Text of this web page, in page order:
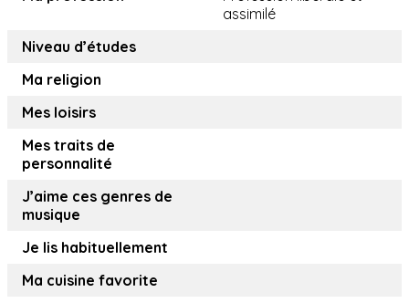
assimilé
Niveau d’études
Ma religion
Mes loisirs
Mes traits de
personnalité
J’aime ces genres de
musique
Je lis habituellement
Ma cuisine favorite